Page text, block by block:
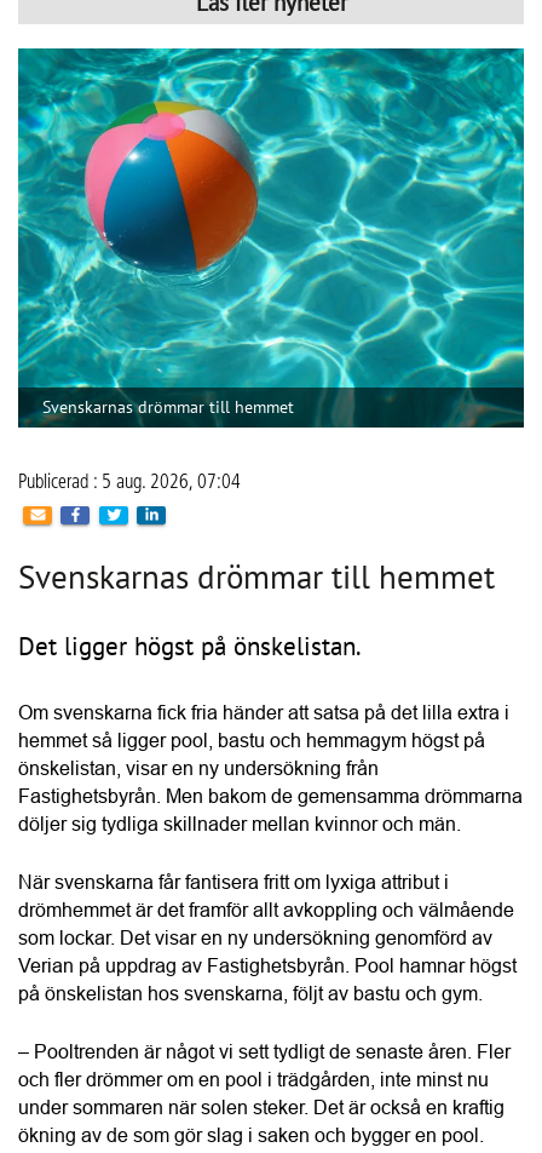
Svenskarnas drömmar till hemmet
Det ligger högst på önskelistan.
Om svenskarna fick fria händer att satsa på det lilla extra i
hemmet så ligger pool, bastu och hemmagym högst på
önskelistan, visar en ny undersökning från
Fastighetsbyrån. Men bakom de gemensamma drömmarna
döljer sig tydliga skillnader mellan kvinnor och män.
När svenskarna får fantisera fritt om lyxiga attribut i
drömhemmet är det framför allt avkoppling och välmående
som lockar. Det visar en ny undersökning genomförd av
Verian på uppdrag av Fastighetsbyrån. Pool hamnar högst
– Pooltrenden är något vi sett tydligt de senaste åren. Fler
under sommaren när solen steker. Det är också en kraftig
ökning av de som gör slag i saken och bygger en pool.
som höjer värdet på bostaden, säger Johan Vesterberg,
Män vill ha bastu, pool och gym – kvinnor pool, lyxig
förvaring och hushållsrobot
Resultaten visar även tydliga skillnader mellan män och
kvinnor. Pool är den mest eftertraktade detaljen bland
männen är det i stället bastun som toppar listan – något
som nästan var tredje man (31 procent) drömmer om.
När män i högre grad prioriterar bastu, drömmer kvinnor
oftare om lyxiga förvaringslösningar. Nästan tre av tio
procent). Bland männen är intresset betydligt lägre –
endast 11 procent önskar sig en walk-in-closet och 15
procent ett walk-in-skafferi.